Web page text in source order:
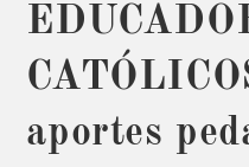
aportes